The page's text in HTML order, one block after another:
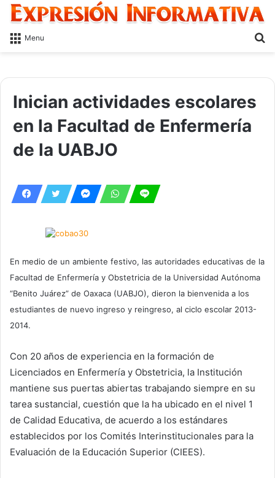
Menu
Inician actividades escolares
en la Facultad de Enfermería
de la UABJO
En medio de un ambiente festivo, las autoridades educativas de la
Facultad de Enfermería y Obstetricia de la Universidad Autónoma
“Benito Juárez” de Oaxaca (UABJO), dieron la bienvenida a los
estudiantes de nuevo ingreso y reingreso, al ciclo escolar 2013-
2014.
Con 20 años de experiencia en la formación de
Licenciados en Enfermería y Obstetricia, la Institución
mantiene sus puertas abiertas trabajando siempre en su
tarea sustancial, cuestión que la ha ubicado en el nivel 1
de Calidad Educativa, de acuerdo a los estándares
establecidos por los Comités Interinstitucionales para la
Evaluación de la Educación Superior (CIEES).